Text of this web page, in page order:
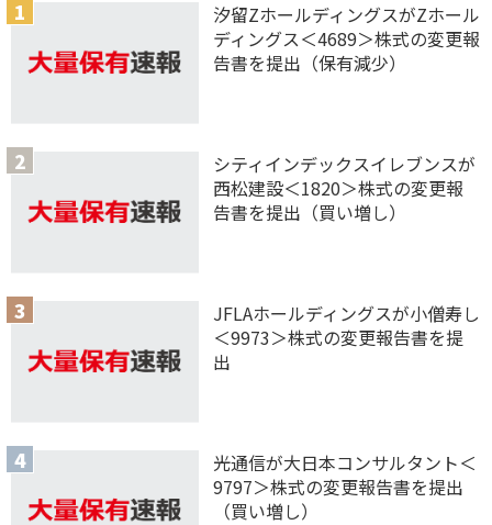
汐留ZホールディングスがZホール
ディングス＜4689＞株式の変更報
告書を提出（保有減少）
シティインデックスイレブンスが
西松建設＜1820＞株式の変更報
告書を提出（買い増し）
JFLAホールディングスが小僧寿し
＜9973＞株式の変更報告書を提
出
光通信が大日本コンサルタント＜
9797＞株式の変更報告書を提出
（買い増し）